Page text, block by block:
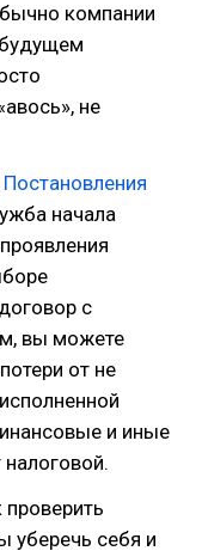
компании
не
Постановления
начала
с
вы можете
от не
и иные
уберечь себя и